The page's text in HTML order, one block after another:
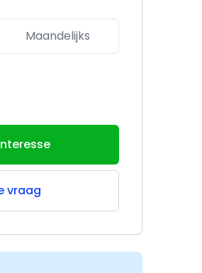
Maandelijks
vraag